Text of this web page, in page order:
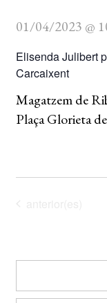
Elisenda Julibert
Carcaixent
01/04/2023 @
Magatzem de
Plaça Glorieta